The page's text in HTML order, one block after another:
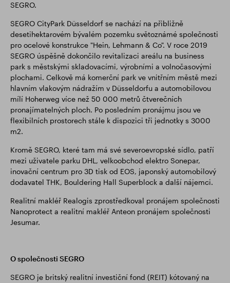
SEGRO.
SEGRO CityPark Düsseldorf se nachází na přibližně
desetihektarovém bývalém pozemku světoznámé společnosti
pro ocelové konstrukce "Hein, Lehmann & Co". V roce 2019
SEGRO úspěšně dokončilo revitalizaci areálu na business
park s městskými skladovacími, výrobními a volnočasovými
plochami. Celkově má komerční park ve vnitřním městě mezi
hlavním vlakovým nádražím v Düsseldorfu a automobilovou
mílí Hoherweg více než 50 000 metrů čtverečních
pronajímatelných ploch. Po posledním pronájmu jsou ve
flexibilních prostorech stále k dispozici tři jednotky s 3000
m2.
Kromě SEGRO, které tam má své severoevropské sídlo, patří
mezi uživatele parku DHL, velkoobchod elektro Sonepar,
inovační centrum pro 3D tisk od EOS, japonský automobilový
dodavatel THK, Bouldering Hall Superblock a další nájemci.
Realitní makléř Realogis zprostředkoval pronájem společnosti
Nanoprotect a realitní makléř Anteon pronájem společnosti
Jesumar.
O společnosti SEGRO
SEGRO je britský realitní investiční fond (REIT) kótovaný na